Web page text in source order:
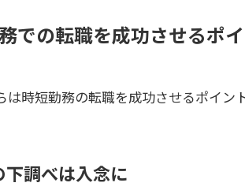
での転職を成功させるポ
は時短勤務の転職を成功させるポイン
下調べは入念に